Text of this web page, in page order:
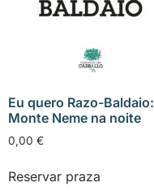
Eu quero Razo-Baldaio:
Monte Neme na noite
0,00 €
Reservar praza